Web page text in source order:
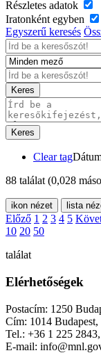
Részletes adatok
Iratonként egyben
Egyszerű keresés
Keres
Keres
Clear tag
88 találat (0,028
ikon nézet lista
Előző 1 2 3 4 5
10 20 50
találat
Elérhetőségek
Postacím: 1250
Cím: 1014
Tel.: +36 1 225
E-mail: